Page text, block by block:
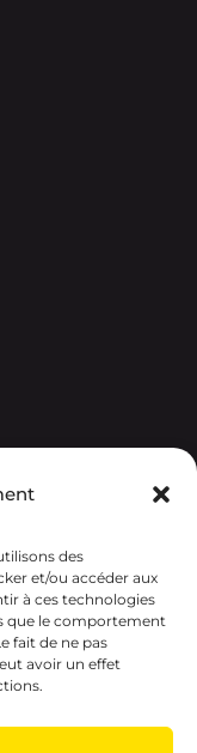
des
et/ou accéder aux
à ces technologies
que le comportement
fait de ne pas
avoir un effet
RGAA